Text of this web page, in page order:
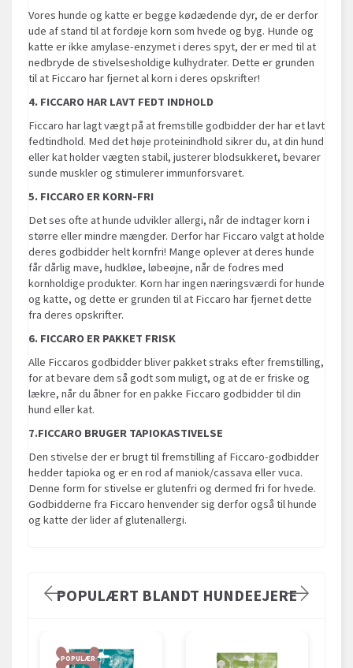
Vores hunde og katte er begge kødædende dyr, de er derfor
ude af stand til at fordøje korn som hvede og byg. Hunde og
katte er ikke amylase-enzymet i deres spyt, der er med til at
nedbryde de stivelsesholdige kulhydrater. Dette er grunden
til at Ficcaro har fjernet al korn i deres opskrifter!
4. FICCARO HAR LAVT FEDT INDHOLD
Ficcaro har lagt vægt på at fremstille godbidder der har et lavt
fedtindhold. Med det høje proteinindhold sikrer du, at din hund
eller kat holder vægten stabil, justerer blodsukkeret, bevarer
sunde muskler og stimulerer immunforsvaret.
5. FICCARO ER KORN-FRI
Det ses ofte at hunde udvikler allergi, når de indtager korn i
større eller mindre mængder. Derfor har Ficcaro valgt at holde
deres godbidder helt kornfri! Mange oplever at deres hunde
får dårlig mave, hudkløe, løbeøjne, når de fodres med
kornholdige produkter. Korn har ingen næringsværdi for hunde
og katte, og dette er grunden til at Ficcaro har fjernet dette
fra deres opskrifter.
6. FICCARO ER PAKKET FRISK
Alle Ficcaros godbidder bliver pakket straks efter fremstilling,
for at bevare dem så godt som muligt, og at de er friske og
lækre, når du åbner for en pakke Ficcaro godbidder til din
hund eller kat.
7.FICCARO BRUGER TAPIOKASTIVELSE
Den stivelse der er brugt til fremstilling af Ficcaro-godbidder
hedder tapioka og er en rod af maniok/cassava eller vuca.
Denne form for stivelse er glutenfri og dermed fri for hvede.
Godbidderne fra Ficcaro henvender sig derfor også til hunde
og katte der lider af glutenallergi.
POPULÆRT BLANDT HUNDEEJERE
POPULÆR